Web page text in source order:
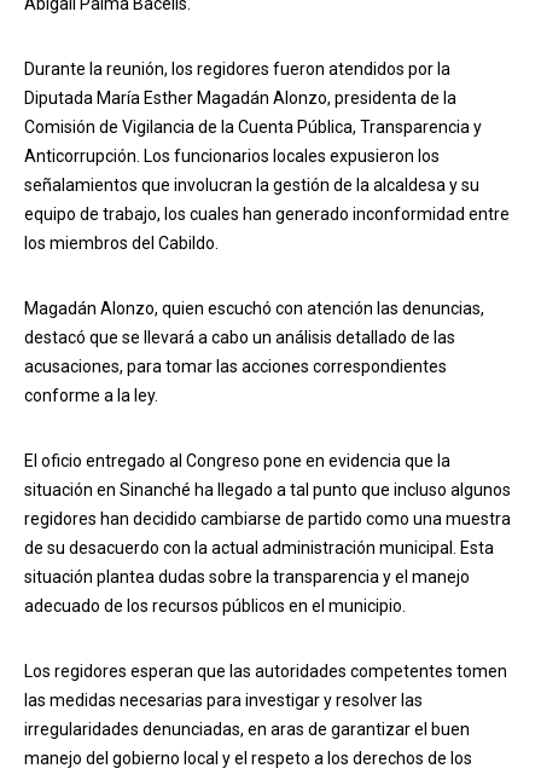
Durante la reunión, los regidores fueron atendidos por la
Diputada María Esther Magadán Alonzo, presidenta de la
Comisión de Vigilancia de la Cuenta Pública, Transparencia y
Anticorrupción. Los funcionarios locales expusieron los
señalamientos que involucran la gestión de la alcaldesa y su
equipo de trabajo, los cuales han generado inconformidad entre
los miembros del Cabildo.
Magadán Alonzo, quien escuchó con atención las denuncias,
destacó que se llevará a cabo un análisis detallado de las
acusaciones, para tomar las acciones correspondientes
conforme a la ley.
El oficio entregado al Congreso pone en evidencia que la
situación en Sinanché ha llegado a tal punto que incluso algunos
regidores han decidido cambiarse de partido como una muestra
de su desacuerdo con la actual administración municipal. Esta
situación plantea dudas sobre la transparencia y el manejo
adecuado de los recursos públicos en el municipio.
Los regidores esperan que las autoridades competentes tomen
las medidas necesarias para investigar y resolver las
irregularidades denunciadas, en aras de garantizar el buen
manejo del gobierno local y el respeto a los derechos de los